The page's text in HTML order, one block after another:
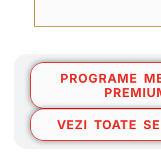
PROGRAME
VEZI TOATE